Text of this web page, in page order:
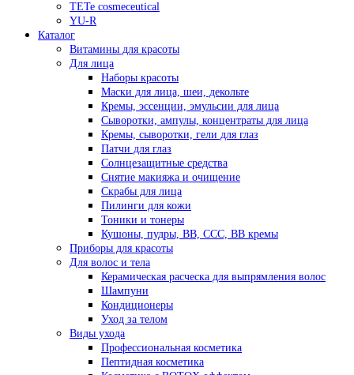
TETe cosmeceutical
YU-R
Каталог
Витамины для красоты
Для лица
Наборы красоты
Маски для лица, шеи, декольте
Кремы, эссенции, эмульсии для лица
Сыворотки, ампулы, концентраты для лица
Кремы, сыворотки, гели для глаз
Патчи для глаз
Солнцезащитные средства
Снятие макияжа и очищение
Скрабы для лица
Пилинги для кожи
Тоники и тонеры
Кушоны, пудры, ВВ, ССС, ВВ кремы
Приборы для красоты
Для волос и тела
Керамическая расческа для выпрямления волос
Шампуни
Кондиционеры
Уход за телом
Виды ухода
Профессиональная косметика
Пептидная косметика